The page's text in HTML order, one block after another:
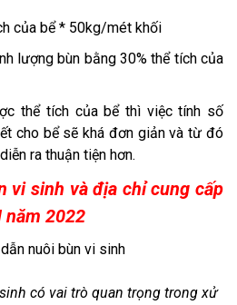
của bể * 50kg/mét khối
lượng bùn bằng 30% thể tích của
thể tích của bể thì việc tính số
cho bể sẽ khá đơn giản và từ đó
ra thuận tiện hơn.
vi sinh và địa chỉ cung cấp
năm 2022
có vai trò quan trọng trong xử